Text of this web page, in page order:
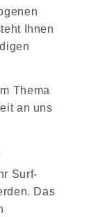
Ihnen
Thema
an uns
Surf-
Das